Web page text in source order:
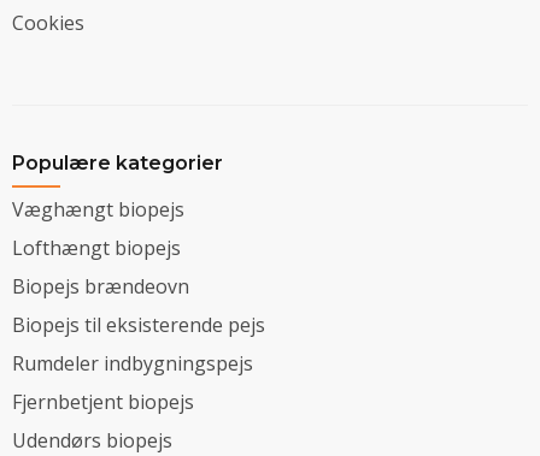
Cookies
Populære kategorier
Væghængt biopejs
Lofthængt biopejs
Biopejs brændeovn
Biopejs til eksisterende pejs
Rumdeler indbygningspejs
Fjernbetjent biopejs
Udendørs biopejs